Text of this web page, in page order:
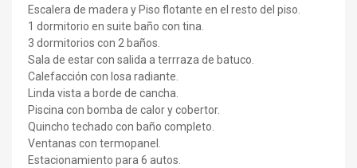
Escalera de madera y Piso flotante en el resto del piso.
1 dormitorio en suite baño con tina.
3 dormitorios con 2 baños.
Sala de estar con salida a terrraza de batuco.
Calefacción con losa radiante.
Linda vista a borde de cancha.
Piscina con bomba de calor y cobertor.
Quincho techado con baño completo.
Ventanas con termopanel.
Estacionamiento para 6 autos.